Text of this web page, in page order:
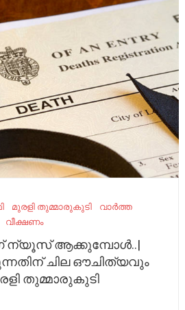
മുരളി തുമ്മാരുകുടി
വാർത്ത
വീക്ഷണം
ന്യൂസ് ആക്കുമ്പോൾ..|
ചില ഔചിത്യവും
തുമ്മാരുകുടി